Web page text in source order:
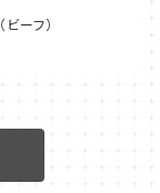
ーフ）